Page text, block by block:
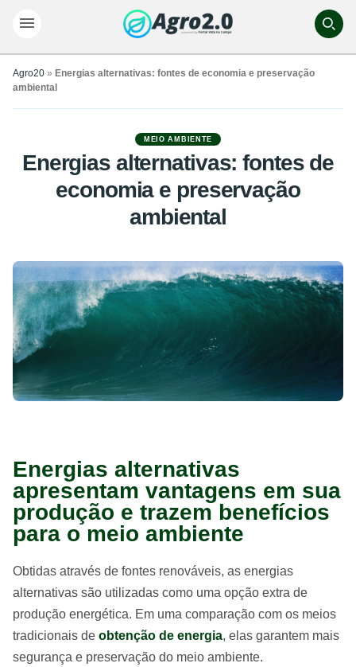
Agro20 » Energias alternativas: fontes de economia e preservação
ambiental
MEIO AMBIENTE
Energias alternativas: fontes de
economia e preservação
ambiental
Energias alternativas
apresentam vantagens em sua
produção e trazem benefícios
para o meio ambiente
Obtidas através de fontes renováveis, as energias
alternativas são utilizadas como uma opção extra de
produção energética. Em uma comparação com os meios
tradicionais de obtenção de energia, elas garantem mais
segurança e preservação do meio ambiente.